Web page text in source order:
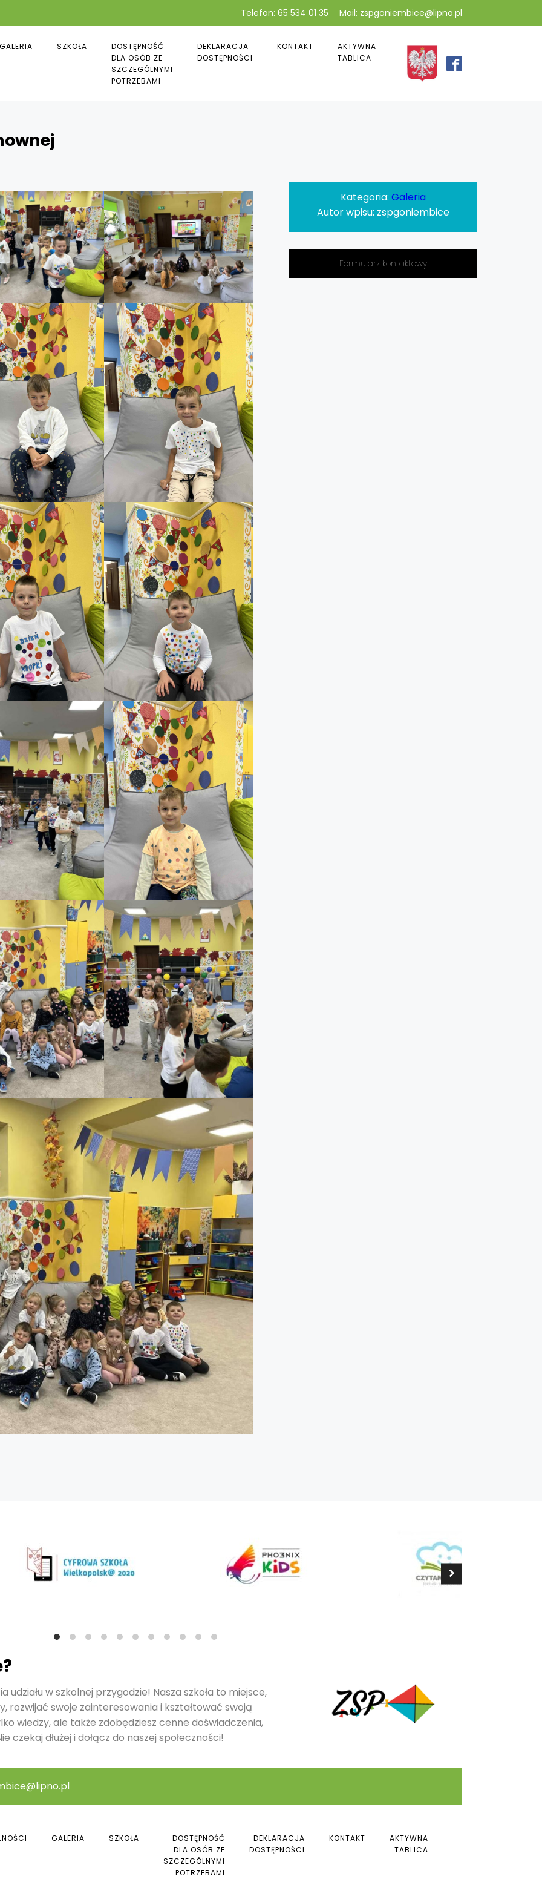
Telefon: 65 534 01 35 Mail: zspgoniembice@lipno.pl
GALERIA SZKOŁA
DOSTĘPNOŚĆ
DLA OSÓB ZE
SZCZEGÓLNYMI
POTRZEBAMI
DEKLARACJA
DOSTĘPNOŚCI
KONTAKT
AKTYWNA
TABLICA
Kategoria: Galeria
Autor wpisu: zspgoniembice
Formularz kontaktowy
udziału w szkolnej przygodzie! Nasza szkoła to miejsce,
rozwijać swoje zainteresowania i kształtować swoją
wiedzy, ale także zdobędziesz cenne doświadczenia,
czekaj dłużej i dołącz do naszej społeczności!
GALERIA SZKOŁA
DOSTĘPNOŚĆ
DLA OSÓB ZE
SZCZEGÓLNYMI
POTRZEBAMI
DEKLARACJA
DOSTĘPNOŚCI
KONTAKT
AKTYWNA
TABLICA